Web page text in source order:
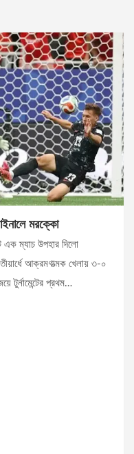
মরক্কো
এক ম্যাচ উপহার দিলো
আক্রমণাত্মক খেলায় ৩-০
টুর্নামেন্টের প্রথম…